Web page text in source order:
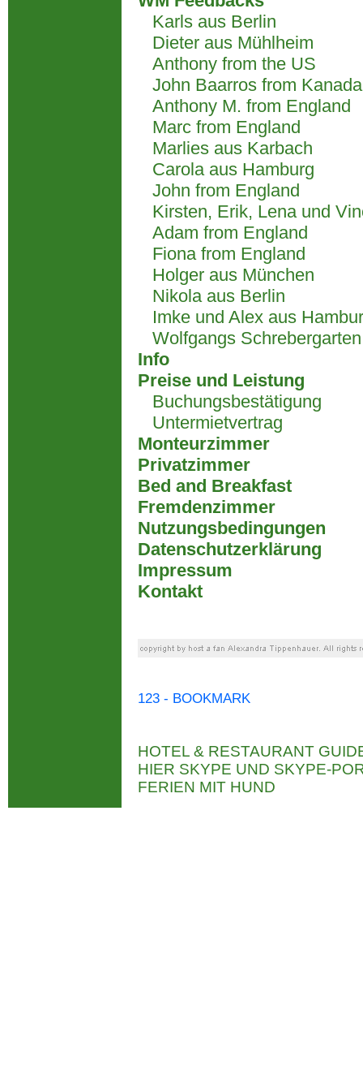
Karls aus Berlin
Dieter aus Mühlheim
Anthony from the US
John Baarros from Kanada
Anthony M. from England
Marc from England
Marlies aus Karbach
Carola aus Hamburg
John from England
Kirsten, Erik, Lena und
Adam from England
Fiona from England
Holger aus München
Nikola aus Berlin
Imke und Alex aus
Wolfgangs Schrebergarten
Info
Preise und Leistung
Buchungsbestätigung
Untermietvertrag
Monteurzimmer
Privatzimmer
Bed and Breakfast
Fremdenzimmer
Nutzungsbedingungen
Datenschutzerklärung
Impressum
Kontakt
123 - BOOKMARK
HOTEL & RESTAURANT
HIER SKYPE UND SKYPE-
FERIEN MIT HUND